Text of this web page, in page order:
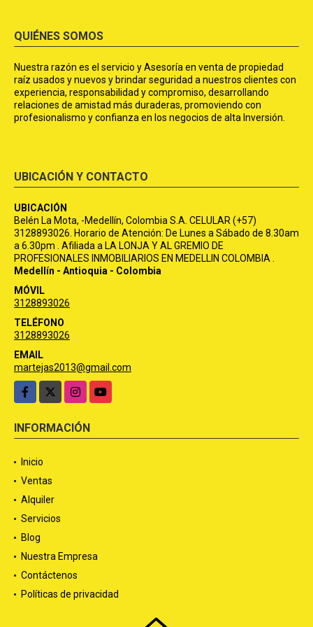
QUIÉNES SOMOS
Nuestra razón es el servicio y Asesoría en venta de propiedad
raíz usados y nuevos y brindar seguridad a nuestros clientes con
experiencia, responsabilidad y compromiso, desarrollando
relaciones de amistad más duraderas, promoviendo con
profesionalismo y confianza en los negocios de alta Inversión.
UBICACIÓN Y CONTACTO
UBICACIÓN
Belén La Mota, -Medellín, Colombia S.A. CELULAR (+57)
3128893026. Horario de Atención: De Lunes a Sábado de 8.30am
a 6.30pm . Afiliada a LA LONJA Y AL GREMIO DE
PROFESIONALES INMOBILIARIOS EN MEDELLIN COLOMBIA .
Medellín - Antioquia - Colombia
MÓVIL
3128893026
TELÉFONO
3128893026
EMAIL
martejas2013@gmail.com
Facebook
InstagramYouTube
INFORMACIÓN
Inicio
Ventas
Alquiler
Servicios
Blog
Nuestra Empresa
Contáctenos
Políticas de privacidad